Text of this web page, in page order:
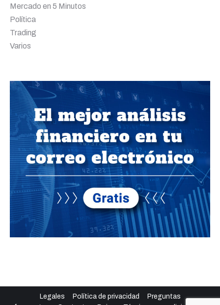
Mercado en 5 Minutos
Política
Trading
Varios
Legales Política de privacidad
Preguntas